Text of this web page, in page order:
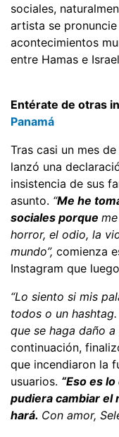
sociales,
artista se
acontecimientos
entre Hamas e
Entérate de otras
Panamá
Tras casi un mes
lanzó una
insistencia de sus
asunto. “Me he
sociales porque
horror, el odio, la
mundo”, comienza
Instagram que
“Lo siento si mis
todos o un
que se haga daño a
continuación,
que incendiaron la
usuarios. “Eso es
pudiera cambiar el
hará. Con amor,